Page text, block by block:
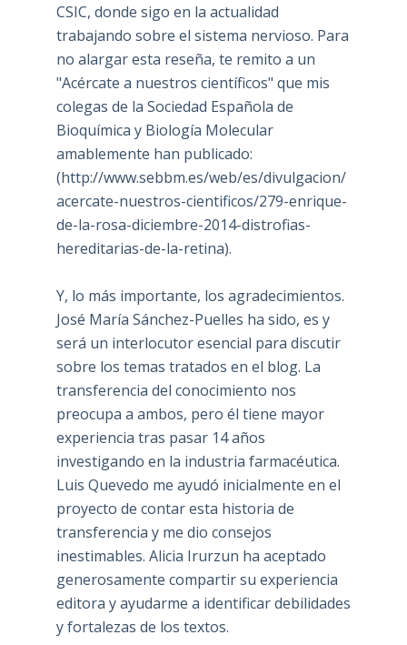
CSIC, donde sigo en la actualidad
trabajando sobre el sistema nervioso. Para
no alargar esta reseña, te remito a un
"Acércate a nuestros científicos" que mis
colegas de la Sociedad Española de
Bioquímica y Biología Molecular
amablemente han publicado:
(http://www.sebbm.es/web/es/divulgacion/
acercate-nuestros-cientificos/279-enrique-
de-la-rosa-diciembre-2014-distrofias-
hereditarias-de-la-retina).
Y, lo más importante, los agradecimientos.
José María Sánchez-Puelles ha sido, es y
será un interlocutor esencial para discutir
sobre los temas tratados en el blog. La
transferencia del conocimiento nos
preocupa a ambos, pero él tiene mayor
experiencia tras pasar 14 años
investigando en la industria farmacéutica.
Luis Quevedo me ayudó inicialmente en el
proyecto de contar esta historia de
transferencia y me dio consejos
inestimables. Alicia Irurzun ha aceptado
generosamente compartir su experiencia
editora y ayudarme a identificar debilidades
y fortalezas de los textos.